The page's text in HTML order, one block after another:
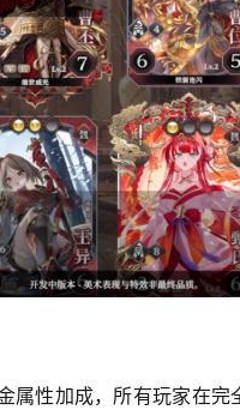
属性加成，所有玩家在